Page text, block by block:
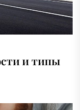
и типы